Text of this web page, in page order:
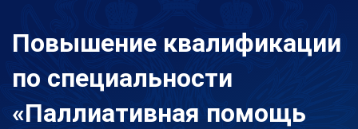
Повышение квалификации
по специальности
«Паллиативная помощь